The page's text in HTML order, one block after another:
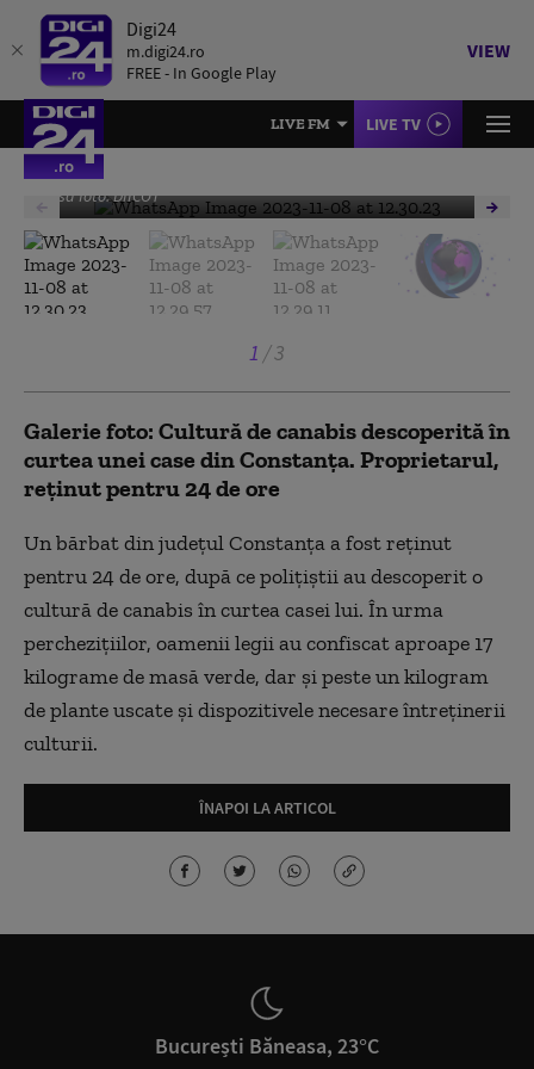
Digi24
m.digi24.ro
FREE - In Google Play
VIEW
LIVE FM LIVE TV
Sursa foto: DIICOT
ÎNAPOI LA ARTICOL
1 /3
Galerie foto: Cultură de canabis descoperită în
curtea unei case din Constanța. Proprietarul,
reținut pentru 24 de ore
Un bărbat din județul Constanța a fost reținut
pentru 24 de ore, după ce polițiștii au descoperit o
cultură de canabis în curtea casei lui. În urma
perchezițiilor, oamenii legii au confiscat aproape 17
kilograme de masă verde, dar și peste un kilogram
de plante uscate și dispozitivele necesare întreținerii
culturii.
București Băneasa, 23°C